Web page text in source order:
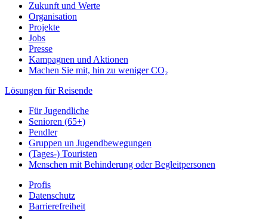
Zukunft und Werte
Organisation
Projekte
Jobs
Presse
Kampagnen und Aktionen
Machen Sie mit, hin zu weniger CO₂
Lösungen für Reisende
Für Jugendliche
Senioren (65+)
Pendler
Gruppen un Jugendbewegungen
(Tages-) Touristen
Menschen mit Behinderung oder Begleitpersonen
Profis
Datenschutz
Barrierefreiheit